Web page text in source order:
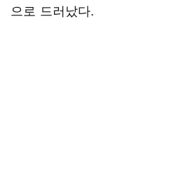
으로 드러났다.